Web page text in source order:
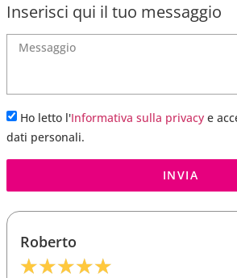
Inserisci qui il tuo messaggio
Ho letto l'Informativa sulla privacy e
dati personali.
INVIA
Roberto
★★★★★